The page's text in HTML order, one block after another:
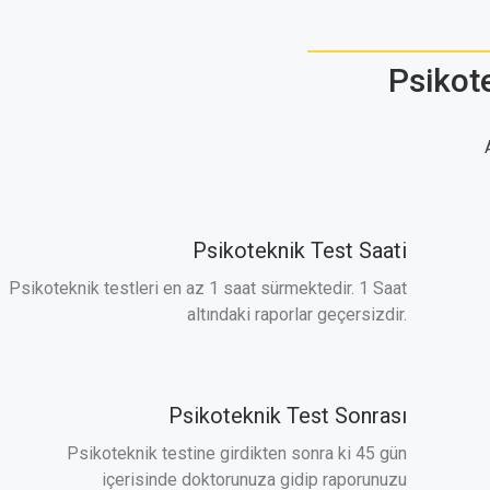
Psikoteknik Test Saati
Psikoteknik testleri en az 1 saat sürmektedir. 1 Saat
altındaki raporlar geçersizdir.
Psikoteknik Test Sonrası
Psikoteknik testine girdikten sonra ki 45 gün
içerisinde doktorunuza gidip raporunuzu